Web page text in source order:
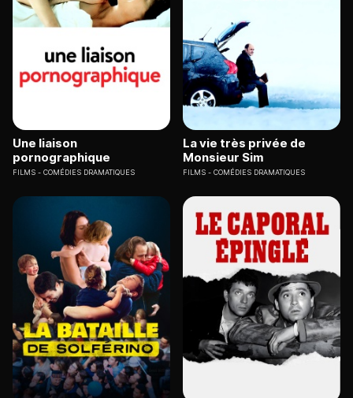
Une liaison
pornographique
FILMS COMÉDIES DRAMATIQUES
La vie très privée de
Monsieur Sim
FILMS COMÉDIES DRAMATIQUES